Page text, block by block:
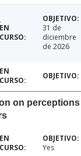
31 de
diciembre
de 2026
on
Yes